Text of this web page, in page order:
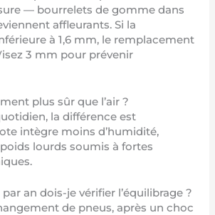
— bourrelets de gomme dans
affleurants. Si la
à 1,6 mm, le remplacement
3 mm pour prévenir
plus sûr que l’air ?
la différence est
intègre moins d’humidité,
lourds soumis à fortes
an dois-je vérifier l’équilibrage ?
de pneus, après un choc